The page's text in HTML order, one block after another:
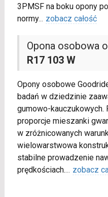
3PMSF na boku opony
normy... zobacz całość
Opona osobowa
R17 103 W
Opony osobowe
badań w dziedzinie
gumowo-kauczukowych.
proporcje mieszanki
w zróżnicowanych
wielowarstwowa
stabilne prowadzenie
prędkościach.... zobacz